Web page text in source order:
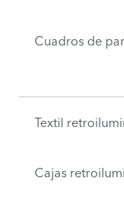
Cuadros de
Textil
Cajas